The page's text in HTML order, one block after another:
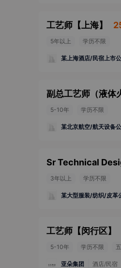
工艺师 【 上海】
5年以上 学历不限
某上海酒店/民宿上市
副总工艺师（液体
5-10年 学历不限
某北京航空/航天设备
Sr Technical
3年以上 学历不限
某大型服装/纺织/皮革
工艺师 【闵行区】
5-10年 学历不限
亚朵集团 酒店/民宿